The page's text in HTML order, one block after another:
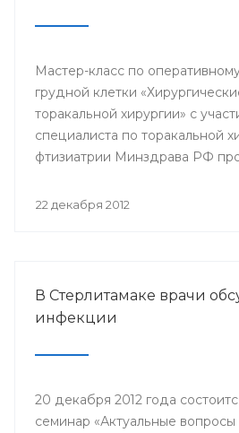
Мастер-класс по
грудной клетки
торакальной хирургии» с
специалиста по торакальной
фтизиатрии Минздрава РФ
БГМУ.
22 декабря 2012
В Стерлитамаке врачи
инфекции
20 декабря 2012 года
семинар «Актуальные